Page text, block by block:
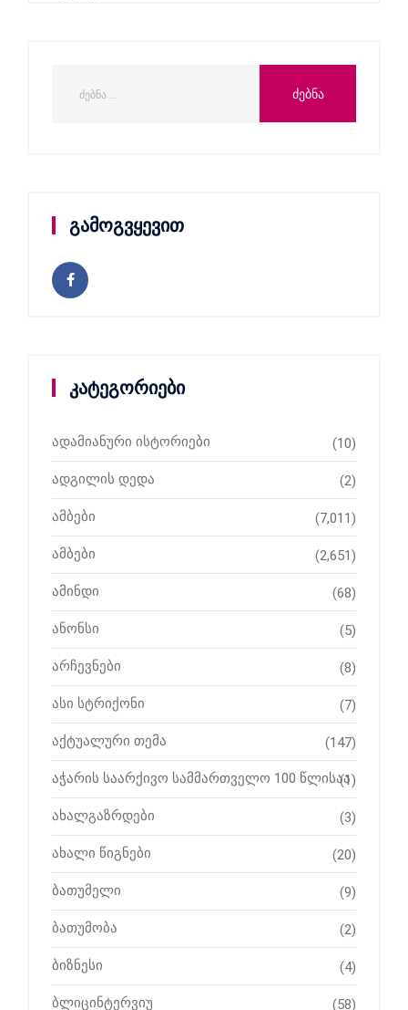
გამოგვყევით
კატეგორიები
ადამიანური ისტორიები (10)
ადგილის დედა (2)
ამბები (7,011)
ამბები (2,651)
ამინდი (68)
ანონსი (5)
არჩევნები (8)
ასი სტრიქონი (7)
აქტუალური თემა (147)
აჭარის საარქივო სამმართველო 100 წლისაა
(1)
ახალგაზრდები (3)
ახალი წიგნები (20)
ბათუმელი (9)
ბათუმობა (2)
ბიზნესი (4)
ბლიცინტერვიუ (58)